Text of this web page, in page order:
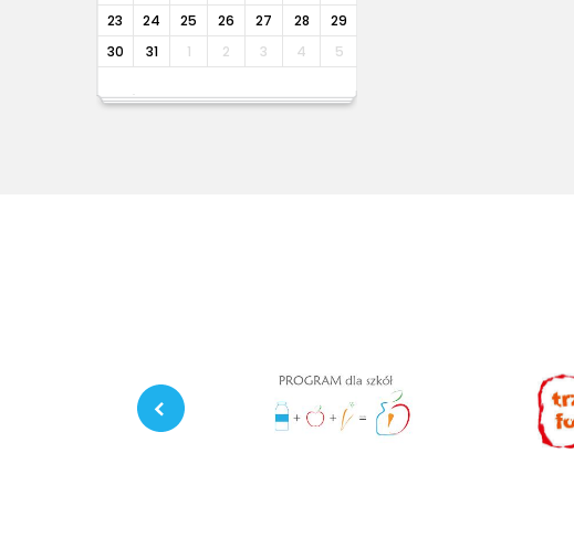
23
24 25 26 27 28
29
30
31 1 2 3 4 5